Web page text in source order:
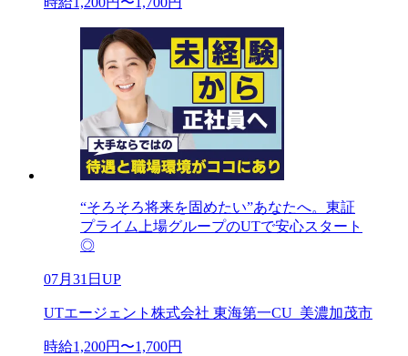
“そろそろ将来を固めたい”あなたへ。東証
プライム上場グループのUTで安心スタート
◎
07月31日UP
UTエージェント株式会社 東海第一CU_美濃加茂市
時給1,200円〜1,700円